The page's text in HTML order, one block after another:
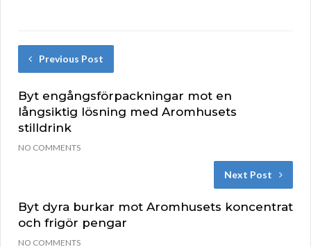
Previous Post
Byt engångsförpackningar mot en
långsiktig lösning med Aromhusets
stilldrink
NO COMMENTS
Next Post
Byt dyra burkar mot Aromhusets koncentrat
och frigör pengar
NO COMMENTS